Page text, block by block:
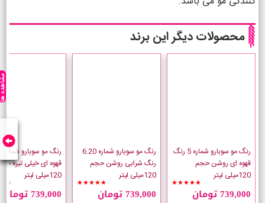
محصولات دیگر این برند
رنگ مو سوبارو شماره 5 رنگ
قهوه ای روشن حجم
120میلی لیتر
★★★★★
739,000 تومان
رنگ مو سوبارو شماره 6.20
رنگ شرابی روشن حجم
120میلی لیتر
★★★★★
739,000 تومان
قهوه ای خیلی تیره
120میلی لیتر
739,000 تومان